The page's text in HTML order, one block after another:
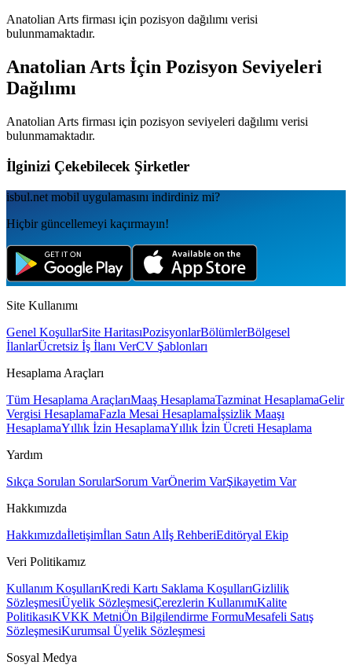
Anatolian Arts firması için pozisyon dağılımı verisi
bulunmamaktadır.
Anatolian Arts İçin Pozisyon Seviyeleri
Dağılımı
Anatolian Arts firması için pozisyon seviyeleri dağılımı verisi
bulunmamaktadır.
İlginizi Çekebilecek Şirketler
isbul.net mobil uygulamаsını indirdiniz mi?
Hiçbir güncellemeyi kaçırmayın!
Site Kullanımı
Genel KoşullarSite HaritasıPozisyonlarBölümlerBölgesel
İlanlarÜcretsiz İş İlanı VerCV Şablonları
Hesaplama Araçları
Tüm Hesaplama AraçlarıMaaş HesaplamaTazminat HesaplamaGelir
Vergisi HesaplamaFazla Mesai Hesaplamaİşsizlik Maaşı
HesaplamaYıllık İzin HesaplamaYıllık İzin Ücreti Hesaplama
Yardım
Sıkça Sorulan SorularSorum VarÖnerim VarŞikayetim Var
Hakkımızda
Hakkımızdaİletişimİlan Satın Alİş RehberiEditöryal Ekip
Veri Politikamız
Kullanım KoşullarıKredi Kartı Saklama KoşullarıGizlilik
SözleşmesiÜyelik SözleşmesiÇerezlerin KullanımıKalite
PolitikasıKVKK MetniÖn Bilgilendirme FormuMesafeli Satış
SözleşmesiKurumsal Üyelik Sözleşmesi
Sosyal Medya